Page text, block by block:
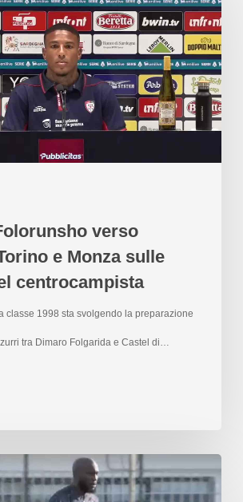
verso
e Monza sulle
centrocampista
classe 1998 sta svolgendo la preparazione
tra Dimaro Folgarida e Castel di…